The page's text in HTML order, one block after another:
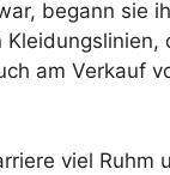
begann sie
am Verkauf
viel